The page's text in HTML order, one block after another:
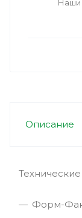
Наши
Описание
Форм-